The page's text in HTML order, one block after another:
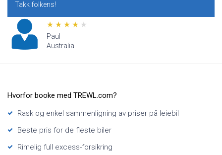
Paul
Hvorfor booke med TREWL.com?
Rask og enkel sammenligning av priser på leiebil
Beste pris for de fleste biler
Rimelig full excess-forsikring